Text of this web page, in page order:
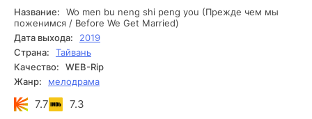
главных героев в самый неподходящий момент
разрушает все. В середине подготовки к свадьбе эти два
персонажа влюбляются друг в друга, и это пересечение
судеб приводит их к непредвиденным последствиям.
Герои пытаются сохранить платонические чувства, но
судьба имеет совершенно другие планы. С каждым днем
их чувства становятся сильнее, и главные персонажи уже
не знают, что делать дальше: их головы полны мыслей о
любви, предательстве и непонимании. Эта трогательная
Название:
Wo men bu neng shi peng you (Прежде чем мы
поженимся / Before We Get Married)
Дата выхода:
2019
Страна:
Тайвань
Качество:
WEB-Rip
Жанр:
мелодрама
7.7 7.3